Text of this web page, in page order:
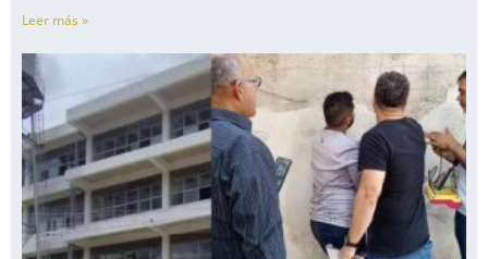
Leer más »